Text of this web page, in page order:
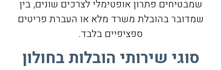
שמבטיחים פתרון אופטימלי לצרכים שונים, בין
שמדובר בהובלת משרד מלא או העברת פריטים
ספציפיים בלבד.
סוגי שירותי הובלות בחולון